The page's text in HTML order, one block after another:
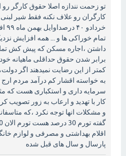
تو زحمت نندازه اصلا حقوق کارگر
تمام خوراکی ها و ...‌ همه افزایش
داشتن ،اجاره مسکن که پیش کش
برابر شدن حقوق حداقلی ماهیانه
کمتر از این رضایت نمیدهند اگر
به خواسته اقشار کم درآمد مردم
سرمایه داری و استکباری هست که
کار با تهدید و ارعاب به زور تصویب
و مشکلات انها توجه نکرد ،که
پارسال و سال های قبل شده